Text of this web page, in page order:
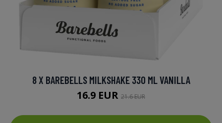
8 X BAREBELLS MILKSHAKE 330 ML VANILLA
16.9 EUR 21.6 EUR